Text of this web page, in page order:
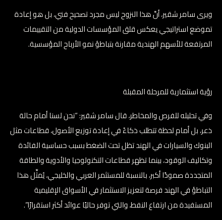
ويرى سامر شقير، أنَّ هذا النزوح ليس مجرد تصحيح فني، بل هو إعادة
تموضع استراتيجي يعكس قلق المؤسسات الدولية من التقييمات
المرتفعة للأسهم الهندية مقارنة بتباطؤ نمو الأرباح المؤسسية.
رؤية استثمارية للمرحلة المقبلة
وفي تحليله للفرص والمخاطر، قال سامر شقير: “نحن لسنا أمام حالة
ذعر، بل أمام لحظة تتطلب ذكاءً في إعادة توزيع الأصول، قطاعات مثل
البنوك والسيارات في الهند تظل تحت الضغط بسبب حساسية الفائدة
وتكاليف الوقود، بينما تظهر قطاعات التكنولوجيا والأدوية والطاقة
المتجددة صمودًا أكبر، بالنسبة للمستثمر العربي والخليجي، يُمثِّل هذا
التباطؤ في الهند فرصة لتعزيز الاستثمار في الأسواق الإقليمية
المستفيدة من ارتفاع النفط، والتي توفر حاليًا عوائد أكثر استقرارًا”.